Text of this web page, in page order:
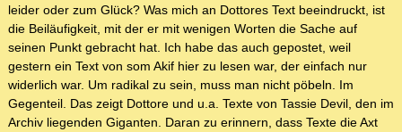
leider oder zum Glück? Was mich an Dottores Text beeindruckt, ist
die Beiläufigkeit, mit der er mit wenigen Worten die Sache auf
seinen Punkt gebracht hat. Ich habe das auch gepostet, weil
gestern ein Text von som Akif hier zu lesen war, der einfach nur
widerlich war. Um radikal zu sein, muss man nicht pöbeln. Im
Gegenteil. Das zeigt Dottore und u.a. Texte von Tassie Devil, den im
Archiv liegenden Giganten. Daran zu erinnern, dass Texte die Axt